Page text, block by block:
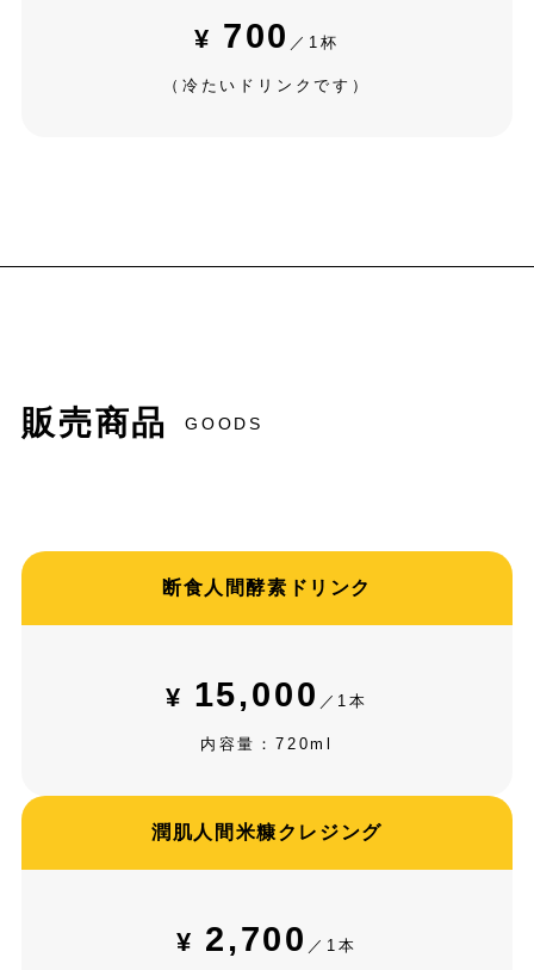
¥ 700 ／1杯
（冷たいドリンクです）
販売商品 GOODS
断食人間酵素ドリンク
¥ 15,000 ／1本
内容量：720ml
潤肌人間米糠クレジング
¥ 2,700 ／1本